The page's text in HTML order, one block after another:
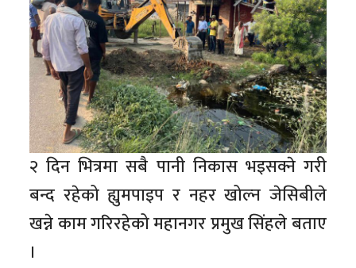
२ दिन भित्रमा सबै पानी निकास भइसक्ने गरी
बन्द रहेको ह्युमपाइप र नहर खोल्न जेसिबीले
खन्ने काम गरिरहेको महानगर प्रमुख सिंहले बताए
।